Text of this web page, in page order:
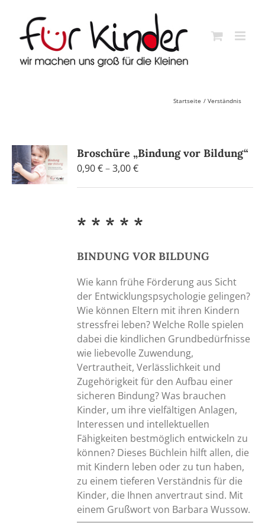
content
Startseite Verständnis
Broschüre „Bindung vor Bildung“
0,90€–3,00€Preisspanne:
* * * * *
BINDUNGVOR BILDUNG
Wie kann frühe Förderung aus Sicht
der Entwicklungspsychologie gelingen?
Wie können Eltern mit ihren Kindern
stressfrei leben? Welche Rolle spielen
dabei die kindlichen Grundbedürfnisse
wie liebevolle Zuwendung,
Vertrautheit, Verlässlichkeit und
Zugehörigkeit für den Aufbau einer
sicheren Bindung? Was brauchen
Kinder, um ihre vielfältigen Anlagen,
Interessen und intellektuellen
Fähigkeiten bestmöglich entwickeln zu
können? Dieses Büchlein hilft allen, die
mit Kindern leben oder zu tun haben,
zu einem tieferen Verständnis für die
Kinder, die Ihnen anvertraut sind. Mit
einem Grußwort von Barbara Wussow.